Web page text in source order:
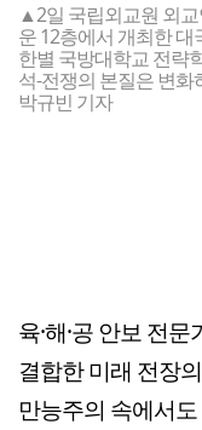
▲2일 국립외교원 외
운 12층에서 개최한 대
한별 국방대학교 전략
석-전쟁의 본질은 변화
박규빈 기자
육·해·공 안보 전
결합한 미래 전장
만능주의 속에서